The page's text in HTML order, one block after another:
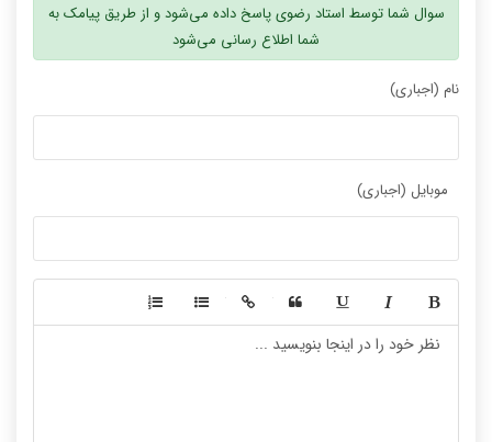
سوال شما توسط استاد رضوی پاسخ داده می‌شود و از طریق پیامک به
شما اطلاع رسانی می‌شود
نام (اجباری)
موبایل (اجباری)
-
-
-
-